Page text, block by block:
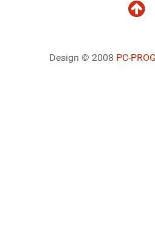
Design © 2008 PC-PROG